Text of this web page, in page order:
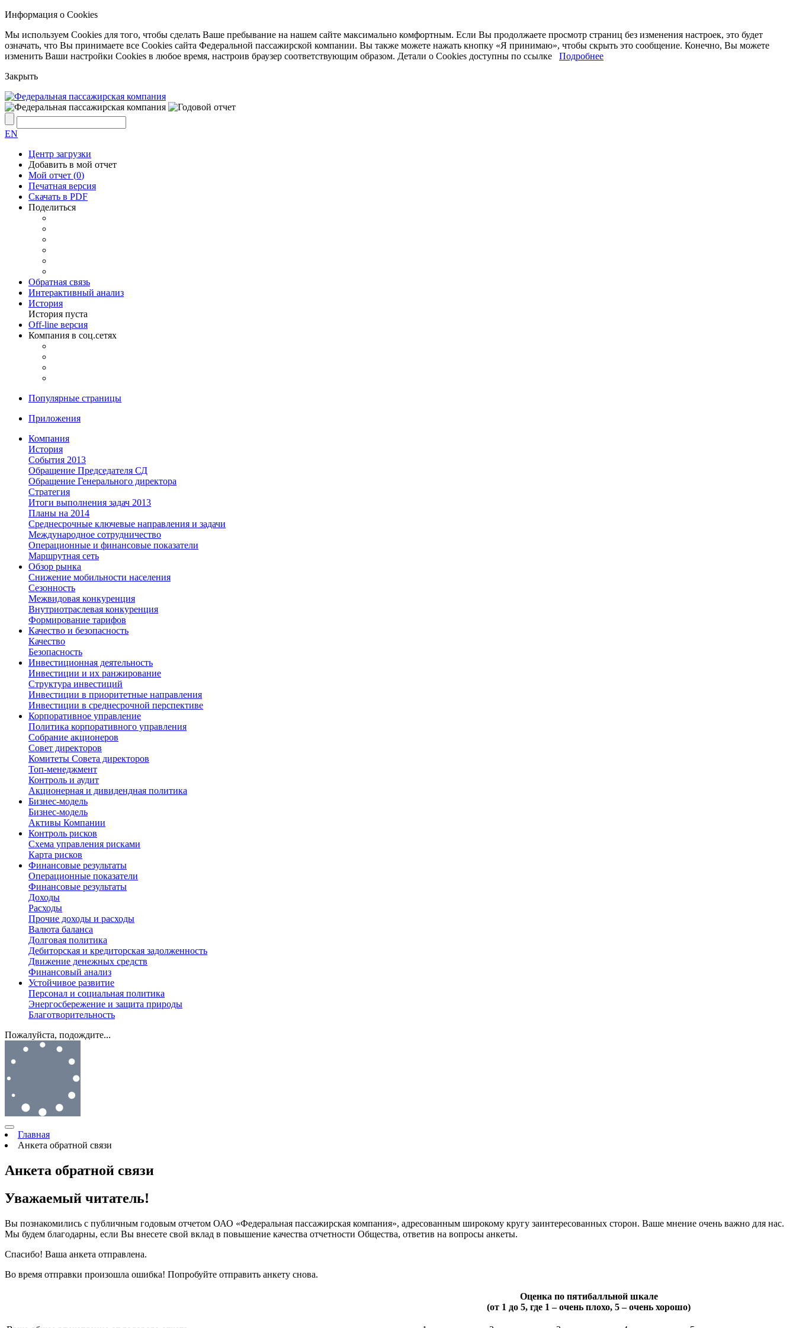
Информация о Cookies
Мы используем Cookies для того, чтобы сделать Ваше пребывание на нашем сайте максимально комфортным. Если Вы продолжаете просмотр страниц без изменения настроек, это будет
означать, что Вы принимаете все Cookies сайта Федеральной пассажирской компании. Вы также можете нажать кнопку «Я принимаю», чтобы скрыть это сообщение. Конечно, Вы можете
изменить Ваши настройки Cookies в любое время, настроив браузер соответствующим образом. Детали о Cookies доступны по ссылке Подробнее
Закрыть
EN
Центр загрузки
Добавить в мой отчет
Мой отчет (0)
Печатная версия
Скачать в PDF
Поделиться
Обратная связь
Интерактивный анализ
История
История пуста
Off-line версия
Компания в соц.сетях
Популярные страницы
Приложения
Компания
История
События 2013
Обращение Председателя СД
Обращение Генерального директора
Стратегия
Итоги выполнения задач 2013
Планы на 2014
Среднесрочные ключевые направления и задачи
Международное сотрудничество
Операционные и финансовые показатели
Маршрутная сеть
Обзор рынка
Снижение мобильности населения
Сезонность
Межвидовая конкуренция
Внутриотраслевая конкуренция
Формирование тарифов
Качество и безопасность
Качество
Безопасность
Инвестиционная деятельность
Инвестиции и их ранжирование
Структура инвестиций
Инвестиции в приоритетные направления
Инвестиции в среднесрочной перспективе
Корпоративное управление
Политика корпоративного управления
Собрание акционеров
Совет директоров
Комитеты Совета директоров
Топ-менеджмент
Контроль и аудит
Акционерная и дивидендная политика
Бизнес-модель
Бизнес-модель
Активы Компании
Контроль рисков
Схема управления рисками
Карта рисков
Финансовые результаты
Операционные показатели
Финансовые результаты
Доходы
Расходы
Прочие доходы и расходы
Валюта баланса
Долговая политика
Дебиторская и кредиторская задолженность
Движение денежных средств
Финансовый анализ
Устойчивое развитие
Персонал и социальная политика
Энергосбережение и защита природы
Благотворительность
Пожалуйста, подождите...
Главная
Анкета обратной связи
Анкета обратной связи
Уважаемый читатель!
Вы познакомились с публичным годовым отчетом ОАО «Федеральная пассажирская компания», адресованным широкому кругу заинтересованных сторон. Ваше мнение очень важно для нас.
Мы будем благодарны, если Вы внесете свой вклад в повышение качества отчетности Общества, ответив на вопросы анкеты.
Спасибо! Ваша анкета отправлена.
Во время отправки произошла ошибка! Попробуйте отправить анкету снова.
Оценка по пятибалльной шкале
(от 1 до 5, где 1 – очень плохо, 5 – очень хорошо)